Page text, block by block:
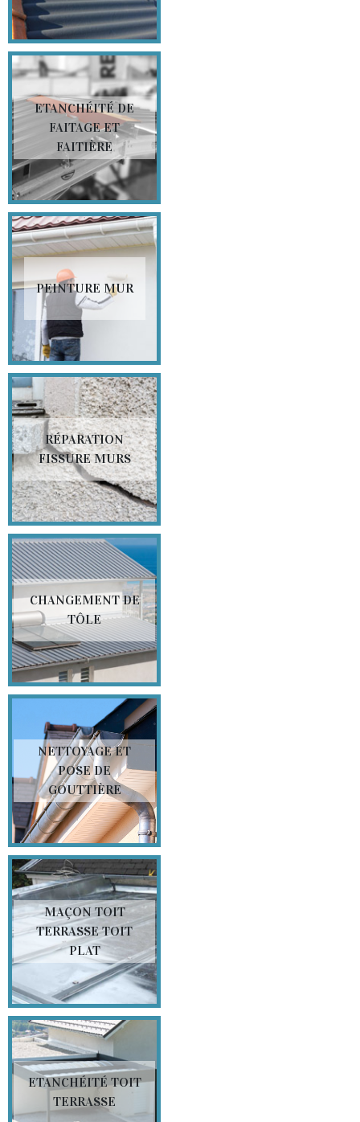
ETANCHÉITÉ DE
FAITAGE ET
FAITIÈRE
PEINTURE MUR
RÉPARATION
FISSURE MURS
CHANGEMENT DE
TÔLE
NETTOYAGE ET
POSE DE
GOUTTIÈRE
MAÇON TOIT
TERRASSE TOIT
PLAT
ETANCHÉITÉ TOIT
TERRASSE